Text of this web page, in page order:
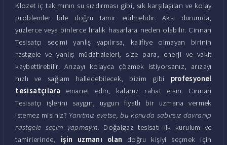
Klozet iç takımının su sızdırması gibi, sık karşılaşılan ve kolay
problemler bile doğru tamir edilmelidir. Aksi durumda,
yüzlerce veya binlerce liralık hasarlara neden olabilir. Cinnah
Tesisatçı seçimi yanlış yapılırsa, kalifiye olmayan birinin
rastgele ve yanlış müdahaleleri, size para, enerji ve vakit
kaybettirebilir. Arızayı kolayca çözmek istiyorsanız, arızayı
hızlı ve sağlam halledebilecek, bizim gibi profesyonel
tesisatçılara emanet edin, kafanız rahat etsin. Cinnah
Tesisatçı işlerini saygın, uygun fiyatlı bir uzmana vermek
istemez misiniz? Yanıtınız evetse, bu konuda sabırsız davranıp
rastgele seçim yapmayın. Doğalgaz tesisatı ilk kurulum ve
tamirlerinde, işin uzmanı olan doğru kişiyi seçmek için